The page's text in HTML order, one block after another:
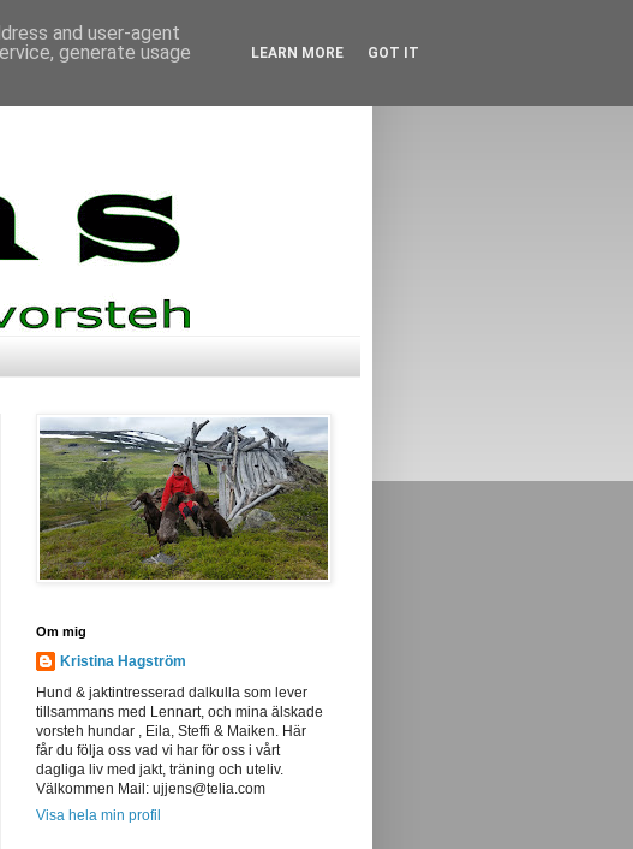
Om mig
Kristina Hagström
Hund & jaktintresserad dalkulla som lever
tillsammans med Lennart, och mina älskade
vorsteh hundar , Eila, Steffi & Maiken. Här
får du följa oss vad vi har för oss i vårt
dagliga liv med jakt, träning och uteliv.
Välkommen Mail: ujjens@telia.com
Visa hela min profil
and user-agent
generate usage
LEARN MORE GOT IT